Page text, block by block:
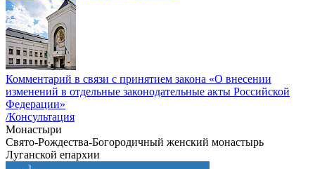
Комментарий в связи с принятием закона «О внесении
изменений в отдельные законодательные акты Российской
Федерации»
/Консультация
Монастыри
Свято-Рождества-Богородичный женский монастырь
Луганской епархии